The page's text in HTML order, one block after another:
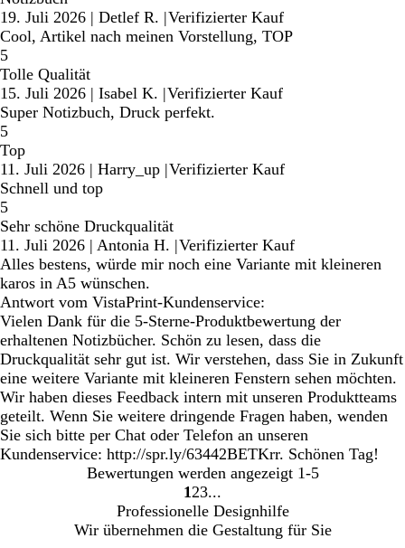
19. Juli 2026 | Detlef R. |Verifizierter Kauf
Cool, Artikel nach meinen Vorstellung, TOP
5
Tolle Qualität
15. Juli 2026 | Isabel K. |Verifizierter Kauf
Super Notizbuch, Druck perfekt.
5
Top
11. Juli 2026 | Harry_up |Verifizierter Kauf
Schnell und top
5
Sehr schöne Druckqualität
11. Juli 2026 | Antonia H. |Verifizierter Kauf
Alles bestens, würde mir noch eine Variante mit kleineren
karos in A5 wünschen.
Antwort vom VistaPrint-Kundenservice:
Vielen Dank für die 5-Sterne-Produktbewertung der
erhaltenen Notizbücher. Schön zu lesen, dass die
Druckqualität sehr gut ist. Wir verstehen, dass Sie in Zukunft
eine weitere Variante mit kleineren Fenstern sehen möchten.
Wir haben dieses Feedback intern mit unseren Produktteams
geteilt. Wenn Sie weitere dringende Fragen haben, wenden
Sie sich bitte per Chat oder Telefon an unseren
Kundenservice: http://spr.ly/63442BETKrr. Schönen Tag!
Bewertungen werden angezeigt 1-5
Gehe
zu
Seite
1 Gehe
zu
Seite
2 Gehe
zu
Seite
3
Professionelle Designhilfe
Wir übernehmen die Gestaltung für Sie